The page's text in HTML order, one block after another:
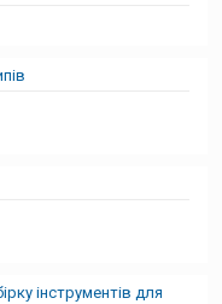
інструментів для